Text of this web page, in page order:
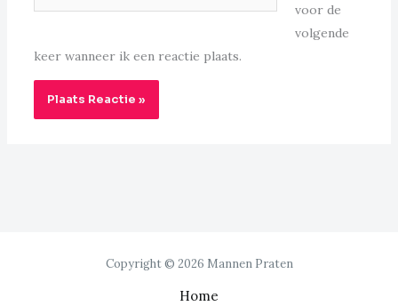
voor de
volgende
keer wanneer ik een reactie plaats.
Copyright © 2026 Mannen Praten
Home